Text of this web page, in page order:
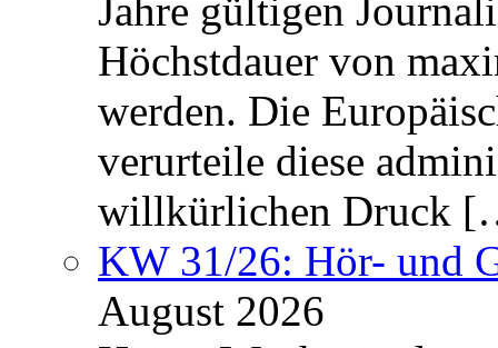
Jahre gültigen
Höchstdauer von
werden. Die
verurteile diese
willkürlichen Druck
KW 31/26: Hör- und
August 2026